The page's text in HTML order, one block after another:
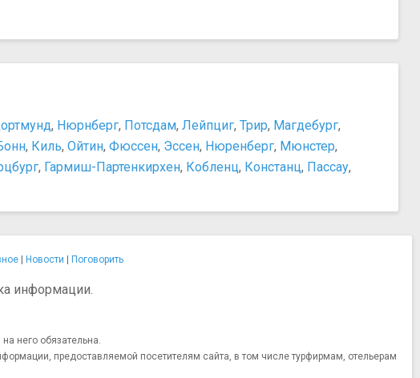
, Нюрнберг, Потсдам, Лейпциг, Трир, Магдебург,
, Киль, Ойтин, Фюссен, Эссен, Нюренберг, Мюнстер,
, Гармиш-Партенкирхен, Кобленц, Констанц, Пассау,
| Новости Поговорить
информации.
него обязательна.
предоставляемой посетителям сайта, в том числе турфирмам, отельерам